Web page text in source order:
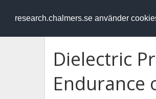
research.chalmers.se använder
RESEARCH.chalmers.se
Dielectric
Endurance